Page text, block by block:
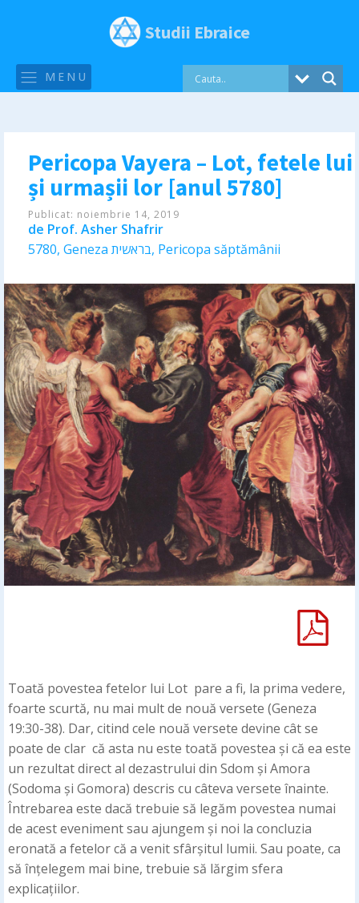
Studii Ebraice
MENU
Pericopa Vayera – Lot, fetele lui
și urmașii lor [anul 5780]
Publicat: noiembrie 14, 2019
de Prof. Asher Shafrir
5780, Geneza בראשית, Pericopa săptămânii
Toată povestea fetelor lui Lot pare a fi, la prima vedere,
foarte scurtă, nu mai mult de nouă versete (Geneza
19:30-38). Dar, citind cele nouă versete devine cât se
poate de clar că asta nu este toată povestea și că ea este
un rezultat direct al dezastrului din Sdom și Amora
(Sodoma și Gomora) descris cu câteva versete înainte.
Întrebarea este dacă trebuie să legăm povestea numai
de acest eveniment sau ajungem și noi la concluzia
eronată a fetelor că a venit sfârșitul lumii. Sau poate, ca
să înțelegem mai bine, trebuie să lărgim sfera
explicațiilor.